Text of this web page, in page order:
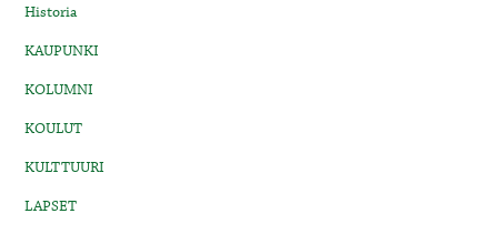
Historia
KAUPUNKI
KOLUMNI
KOULUT
KULTTUURI
LAPSET